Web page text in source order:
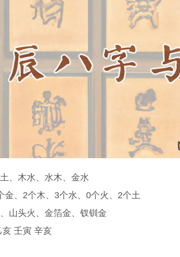
土、木水、水木、金水
金、2个木、3个水、0个火、2个土
、山头火、金箔金、钗钏金
亥 壬寅 辛亥